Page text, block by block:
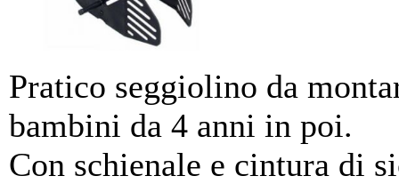
Pratico seggiolino da
bambini da 4 anni in poi.
Con schienale e cintura di